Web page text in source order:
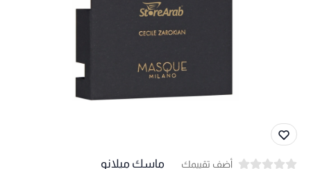
أضف تقييمك ماسك ميلانو